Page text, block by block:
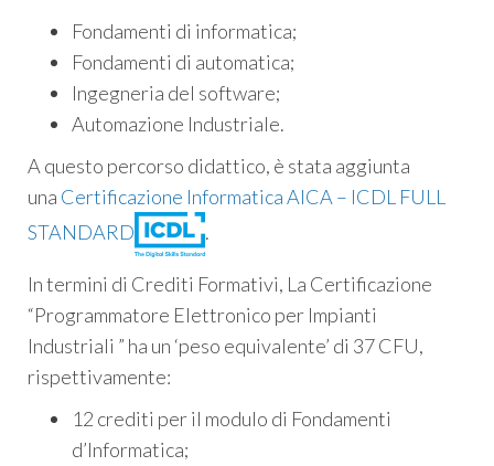
Fondamenti di informatica;
Fondamenti di automatica;
Ingegneria del software;
Automazione Industriale.
A questo percorso didattico, è stata aggiunta
una Certificazione Informatica AICA – ICDL FULL
STANDARD
.
In termini di Crediti Formativi, La Certificazione
“Programmatore Elettronico per Impianti
Industriali ” ha un ‘peso equivalente’ di 37 CFU,
rispettivamente:
12 crediti per il modulo di Fondamenti
d’Informatica;